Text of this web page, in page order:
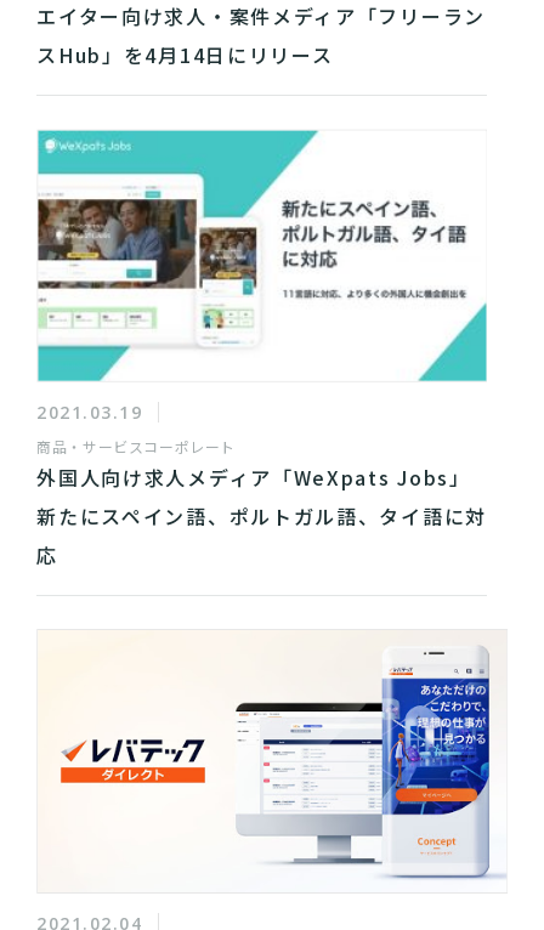
エイター向け求人・案件メディア「フリーラン
スHub」を4月14日にリリース
2021.03.19
商品・サービス コーポレート
外国人向け求人メディア「WeXpats Jobs」
新たにスペイン語、ポルトガル語、タイ語に対
応
2021.02.04